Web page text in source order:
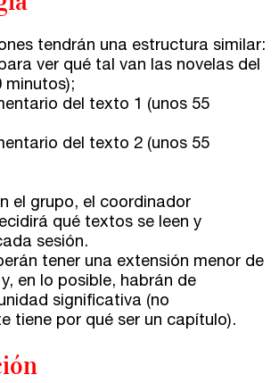
a 20 horas
tendrán una estructura similar:
ver qué tal van las novelas del
minutos);
del texto 1 (unos 55
del texto 2 (unos 55
el grupo, el coordinador
qué textos se leen y
sesión.
tener una extensión menor de
en lo posible, habrán de
significativa (no
tiene por qué ser un capítulo).